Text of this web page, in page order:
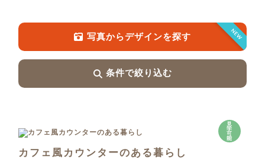
NEW
写真からデザインを探す
条件で絞り込む
見
学
可
能
カフェ風カウンターのある暮らし